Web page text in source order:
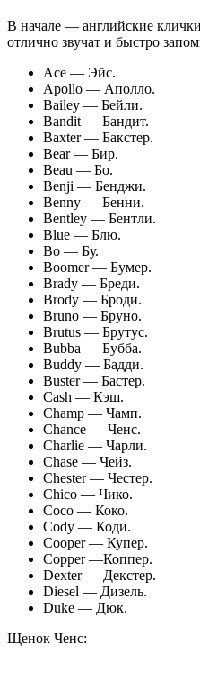
В начале — английские
отлично звучат и быстро
Ace — Эйс.
Apollo — Аполло.
Bailey — Бейли.
Bandit — Бандит.
Baxter — Бакстер.
Bear — Бир.
Beau — Бо.
Benji — Бенджи.
Benny — Бенни.
Bentley — Бентли.
Blue — Блю.
Bo — Бу.
Boomer — Бумер.
Brady — Бреди.
Brody — Броди.
Bruno — Бруно.
Brutus — Брутус.
Bubba — Бубба.
Buddy — Бадди.
Buster — Бастер.
Cash — Кэш.
Champ — Чамп.
Chance — Ченс.
Charlie — Чарли.
Chase — Чейз.
Chester — Честер.
Chico — Чико.
Coco — Коко.
Cody — Коди.
Cooper — Купер.
Copper —Коппер.
Dexter — Декстер.
Diesel — Дизель.
Duke — Дюк.
Щенок Ченс: